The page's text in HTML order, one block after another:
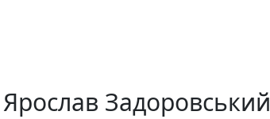
Ярослав Задоровський